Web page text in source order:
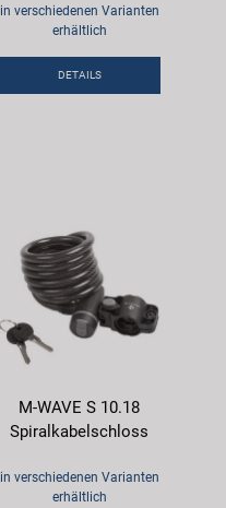
in verschiedenen Varianten
erhältlich
DETAILS
M-WAVE S 10.18
Spiralkabelschloss
in verschiedenen Varianten
erhältlich